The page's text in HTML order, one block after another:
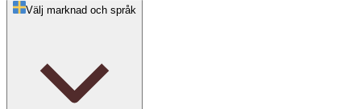
Välj marknad och språk